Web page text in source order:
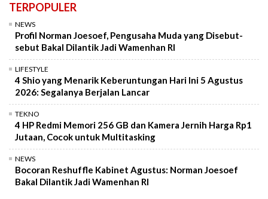
TERPOPULER
NEWS
Profil Norman Joesoef, Pengusaha Muda yang Disebut-
sebut Bakal Dilantik Jadi Wamenhan RI
LIFESTYLE
4 Shio yang Menarik Keberuntungan Hari Ini 5 Agustus
2026: Segalanya Berjalan Lancar
TEKNO
4 HP Redmi Memori 256 GB dan Kamera Jernih Harga Rp1
Jutaan, Cocok untuk Multitasking
NEWS
Bocoran Reshuffle Kabinet Agustus: Norman Joesoef
Bakal Dilantik Jadi Wamenhan RI